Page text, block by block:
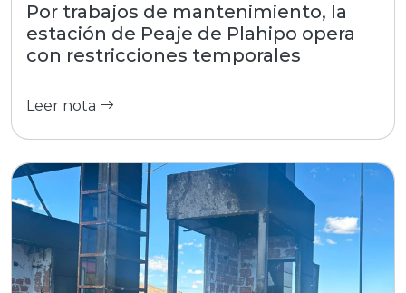
Por trabajos de mantenimiento, la
estación de Peaje de Plahipo opera
con restricciones temporales
Leer nota